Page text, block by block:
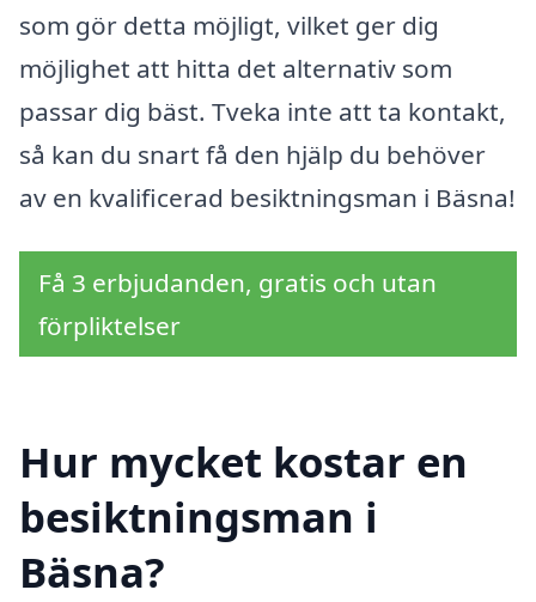
som gör detta möjligt, vilket ger dig
möjlighet att hitta det alternativ som
passar dig bäst. Tveka inte att ta kontakt,
så kan du snart få den hjälp du behöver
av en kvalificerad besiktningsman i Bäsna!
Få 3 erbjudanden, gratis och utan
förpliktelser
Hur mycket kostar en
besiktningsman i
Bäsna?